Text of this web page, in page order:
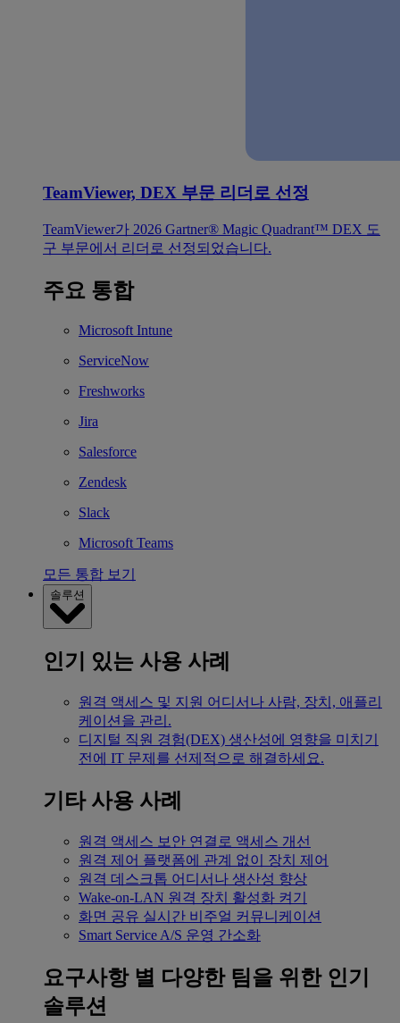
TeamViewer, DEX 부문 리더로 선정
TeamViewer가 2026 Gartner® Magic Quadrant™ DEX 도
구 부문에서 리더로 선정되었습니다.
주요 통합
Microsoft Intune
ServiceNow
Freshworks
Jira
Salesforce
Zendesk
Slack
Microsoft Teams
모든 통합 보기
솔루션
인기 있는 사용 사례
원격 액세스 및 지원 어디서나 사람, 장치, 애플리
케이션을 관리.
디지털 직원 경험(DEX) 생산성에 영향을 미치기
전에 IT 문제를 선제적으로 해결하세요.
기타 사용 사례
원격 액세스 보안 연결로 액세스 개선
원격 제어 플랫폼에 관계 없이 장치 제어
원격 데스크톱 어디서나 생산성 향상
Wake-on-LAN 원격 장치 활성화 켜기
화면 공유 실시간 비주얼 커뮤니케이션
Smart Service A/S 운영 간소화
요구사항 별 다양한 팀을 위한 인기
솔루션